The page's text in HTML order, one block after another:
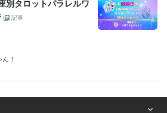
別タロットパラレルワ
記事
！